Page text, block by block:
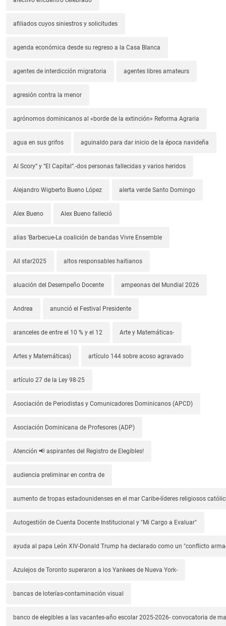
afiliados cuyos siniestros y solicitudes
agenda económica desde su regreso a la Casa Blanca
agentes de interdicción migratoria agentes libres amateurs
agresión contra la menor
agrónomos dominicanos al «borde de la extinción» Reforma Agraria
agua en sus grifos aguinaldo para dar inicio de la época navideña
Al Scory” y “El Capital”.-dos personas fallecidas y varios heridos
Alejandro Wigberto Bueno López alerta verde Santo Domingo
Alex Bueno Alex Bueno falleció
alias ‘Barbecue-La coalición de bandas Vivre Ensemble
All star2025 altos responsables haitianos
aluación del Desempeño Docente ampeonas del Mundial 2026
Andrea anunció el Festival Presidente
aranceles de entre el 10 % y el 12 Arte y Matemáticas-
Artes y Matemáticas) artículo 144 sobre acoso agravado
artículo 27 de la Ley 98-25
Asociación de Periodistas y Comunicadores Dominicanos (APCD)
Asociación Dominicana de Profesores (ADP)
Atención 📢 aspirantes del Registro de Elegibles!
audiencia preliminar en contra de
aumento de tropas estadounidenses en el mar Caribe-líderes religiosos
Autogestión de Cuenta Docente Institucional y "Mi Cargo a Evaluar"
ayuda al papa León XIV-Donald Trump ha declarado como un "conflicto
Azulejos de Toronto superaron a los Yankees de Nueva York-
bancas de loterías-contaminación visual
banco de elegibles a las vacantes-año escolar 2025-2026- convocatoria de